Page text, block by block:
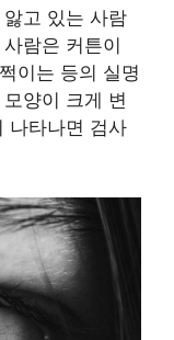
고 있는 사람
람은 커튼이
이는 등의 실명
양이 크게 변
나타나면 검사